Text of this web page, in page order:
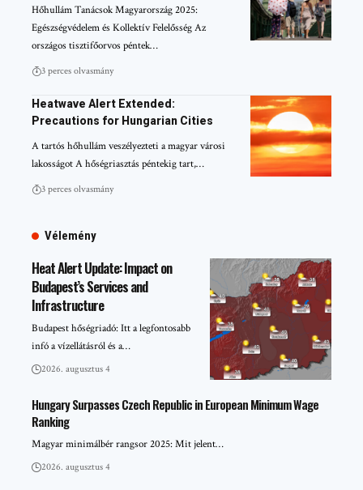
Hőhullám Tanácsok Magyarország 2025:
Egészségvédelem és Kollektív Felelősség Az
országos tisztifőorvos péntek…
3 perces olvasmány
Heatwave Alert Extended:
Precautions for Hungarian Cities
A tartós hőhullám veszélyezteti a magyar városi
lakosságot A hőségriasztás péntekig tart,…
3 perces olvasmány
Vélemény
Heat Alert Update: Impact on
Budapest’s Services and
Infrastructure
Budapest hőségriadó: Itt a legfontosabb
infó a vízellátásról és a…
2026. augusztus 4
Hungary Surpasses Czech Republic in European Minimum Wage
Ranking
Magyar minimálbér rangsor 2025: Mit jelent…
2026. augusztus 4